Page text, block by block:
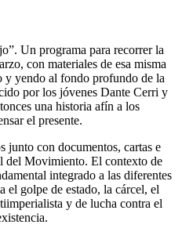
Un programa para recorrer la
con materiales de esa misma
y yendo al fondo profundo de la
por los jóvenes Dante Cerri y
una historia afín a los
el presente.
junto con documentos, cartas e
del Movimiento. El contexto de
integrado a las diferentes
el golpe de estado, la cárcel, el
y de lucha contra el